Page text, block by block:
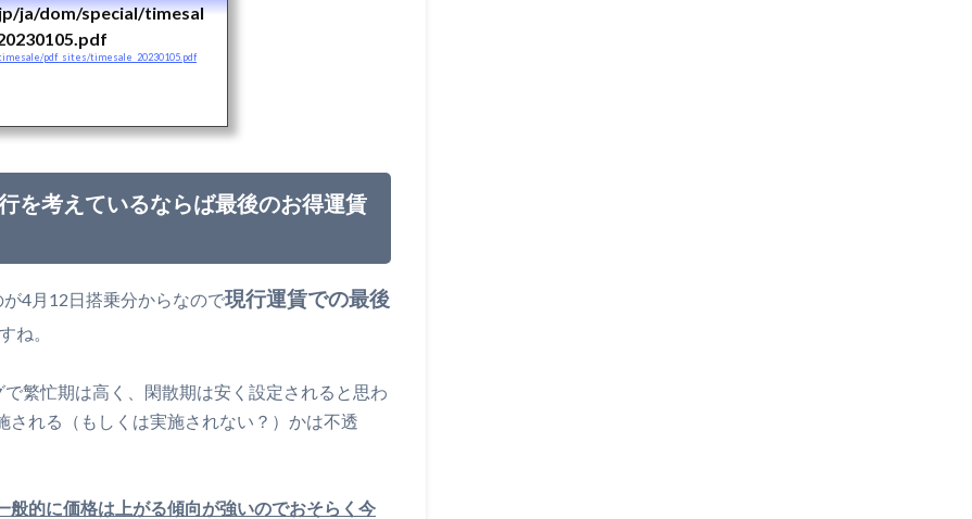
ja/dom/special/timesal
pdf_sites/timesale_20230105.pdf
を考えているならば最後のお得運賃
4月12日搭乗分からなので現行運賃での最後
ね。
繁忙期は高く、閑散期は安く設定されると思わ
れる（もしくは実施されない？）かは不透
般的に価格は上がる傾向が強いのでおそらく今